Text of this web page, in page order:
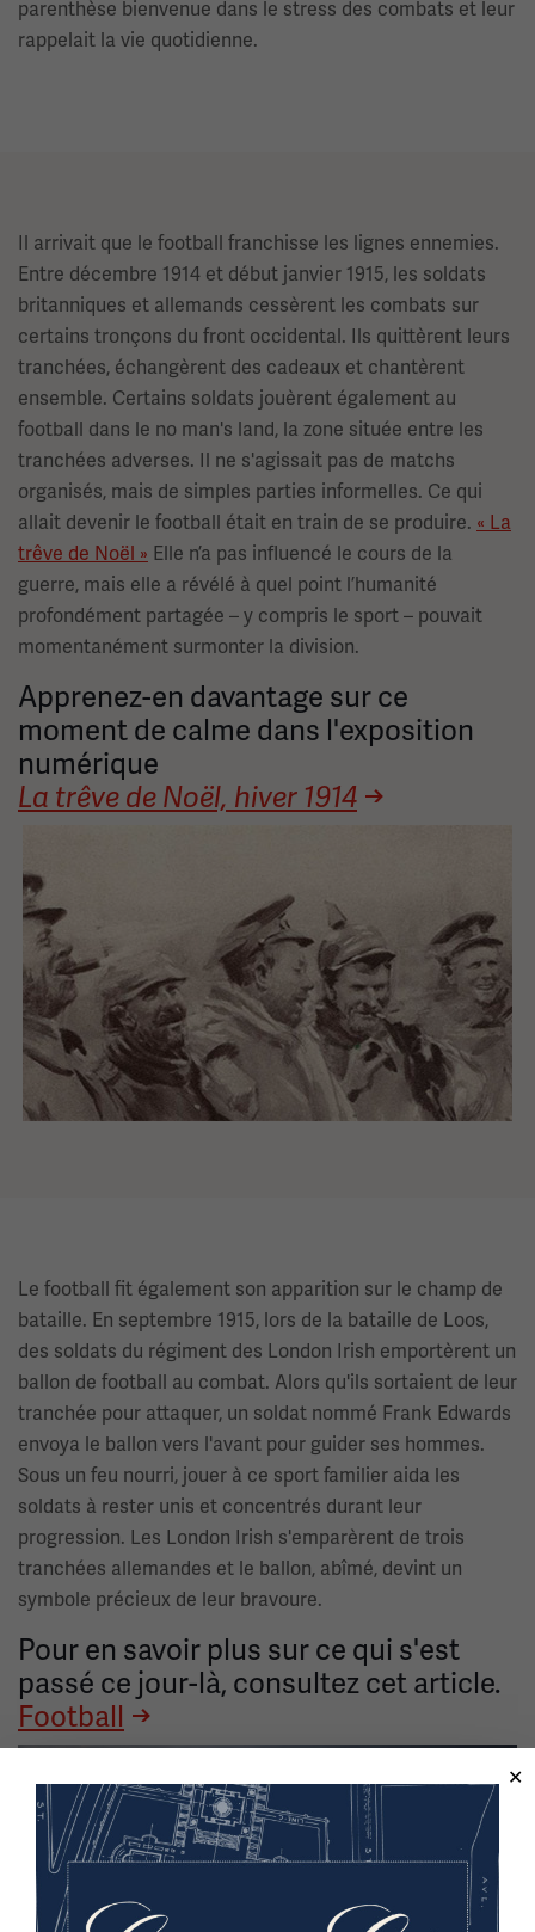
parenthèse bienvenue dans le stress des combats et leur
rappelait la vie quotidienne.
Il arrivait que le football franchisse les lignes ennemies.
Entre décembre 1914 et début janvier 1915, les soldats
britanniques et allemands cessèrent les combats sur
certains tronçons du front occidental. Ils quittèrent leurs
tranchées, échangèrent des cadeaux et chantèrent
ensemble. Certains soldats jouèrent également au
football dans le no man's land, la zone située entre les
tranchées adverses. Il ne s'agissait pas de matchs
organisés, mais de simples parties informelles. Ce qui
allait devenir le football était en train de se produire. « La
trêve de Noël » Elle n’a pas influencé le cours de la
guerre, mais elle a révélé à quel point l’humanité
profondément partagée – y compris le sport – pouvait
momentanément surmonter la division.
Apprenez-en davantage sur ce
moment de calme dans l'exposition
numérique
La trêve de Noël, hiver 1914
Le football fit également son apparition sur le champ de
bataille. En septembre 1915, lors de la bataille de Loos,
des soldats du régiment des London Irish emportèrent un
ballon de football au combat. Alors qu'ils sortaient de leur
tranchée pour attaquer, un soldat nommé Frank Edwards
envoya le ballon vers l'avant pour guider ses hommes.
Sous un feu nourri, jouer à ce sport familier aida les
soldats à rester unis et concentrés durant leur
progression. Les London Irish s'emparèrent de trois
tranchées allemandes et le ballon, abîmé, devint un
symbole précieux de leur bravoure.
Pour en savoir plus sur ce qui s'est
passé ce jour-là, consultez cet article.
Football